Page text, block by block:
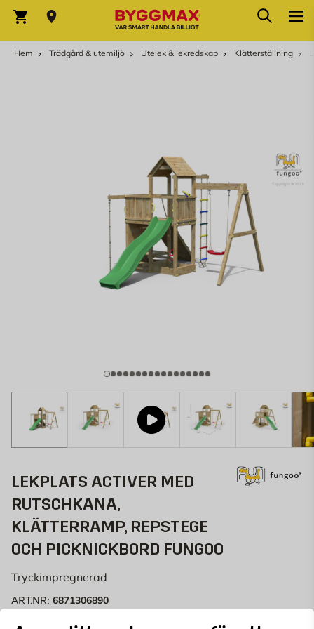
Varukorg Sök
Hem Trädgård & utemiljö Utelek & lekredskap Klätterställning
LEKPLATS ACTIVER MED
RUTSCHKANA,
KLÄTTERRAMP, REPSTEGE
OCH PICKNICKBORD FUNGOO
Tryckimpregnerad
ART.NR: 6871306890